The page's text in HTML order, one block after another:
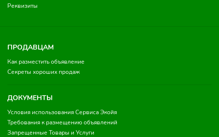
Реквизиты
ПРОДАВЦАМ
Как разместить объявление
Секреты хороших продаж
ДОКУМЕНТЫ
Условия использования Сервиса Экойя
Требования к размещению объявлений
Запрещенные Товары и Услуги